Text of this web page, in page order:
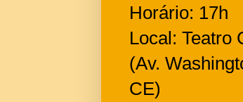
Horário: 17h
Local: Teatro
(Av.
CE)